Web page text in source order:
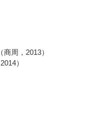
周，2013）
）